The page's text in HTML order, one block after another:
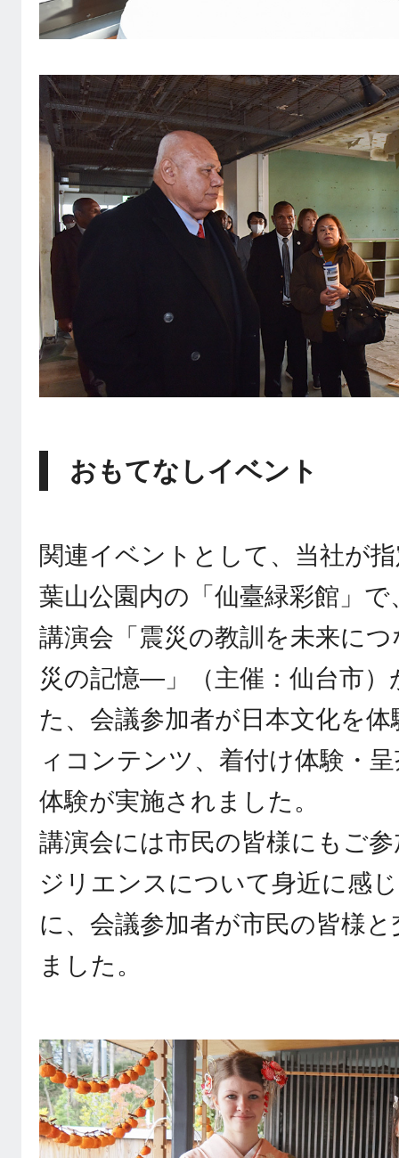
おもてなしイベント
関連イベントとして、当社が
葉山公園内の「仙臺緑彩館」
講演会「震災の教訓を未来に
災の記憶―」（主催：仙台市
た、会議参加者が日本文化を
ィコンテンツ、着付け体験・
体験が実施されました。
講演会には市民の皆様にもご
ジリエンスについて身近に感
に、会議参加者が市民の皆様
ました。